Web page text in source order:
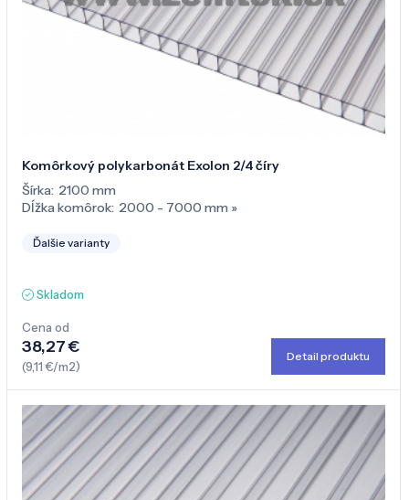
Komôrkový polykarbonát Exolon 2/4 číry
Šírka: 2100 mm
Dĺžka komôrok: 2000 - 7000 mm »
Ďalšie varianty
Skladom
Cena od
38,27 €
(9,11 €/m2)
Detail produktu